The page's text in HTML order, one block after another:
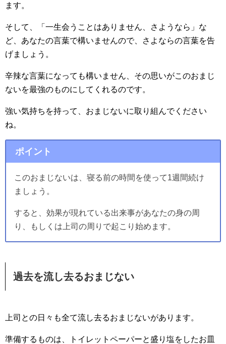
ます。
そして、「一生会うことはありません、さようなら」な
ど、あなたの言葉で構いませんので、さよならの言葉を告
げましょう。
辛辣な言葉になっても構いません、その思いがこのおまじ
ないを最強のものにしてくれるのです。
強い気持ちを持って、おまじないに取り組んでください
ね。
ポイント
このおまじないは、寝る前の時間を使って1週間続け
ましょう。
すると、効果が現れている出来事があなたの身の周
り、もしくは上司の周りで起こり始めます。
過去を流し去るおまじない
上司との日々も全て流し去るおまじないがあります。
準備するものは、トイレットペーパーと盛り塩をしたお皿